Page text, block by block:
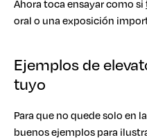
Ahora toca ensayar como si
oral o una exposición
Ejemplos de
tuyo
Para que no quede solo en
buenos ejemplos para